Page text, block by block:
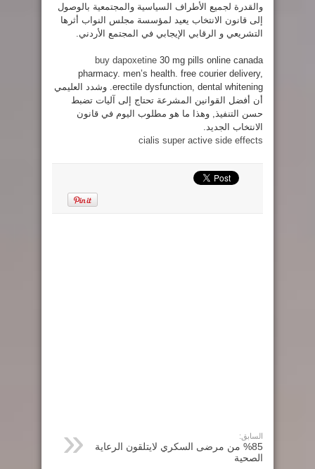
والقدرة لجميع الأطراف السياسية والمجتمعية بالوصول
إلى قانون الانتخاب يعيد لمؤسسة مجلس النواب أثرها
التشريعي و الرقابي الإيجابي في المجتمع الأردني.
buy dapoxetine 30 mg pills online canada
pharmacy. men’s health. free courier delivery,
erectile dysfunction, dental whitening. وشدد العليمي
أن أفضل القوانين المشرعة تحتاج إلى آليات تضبط
حسن التنفيذ, وهذا ما هو مطلوب اليوم في قانون
الانتخاب الجديد.
cialis super active side effects
السابق:
%85 من مرضى السكري لايتلقون الرعاية
الصحية